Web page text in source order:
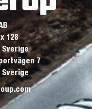
128
Sverige
7
Sverige